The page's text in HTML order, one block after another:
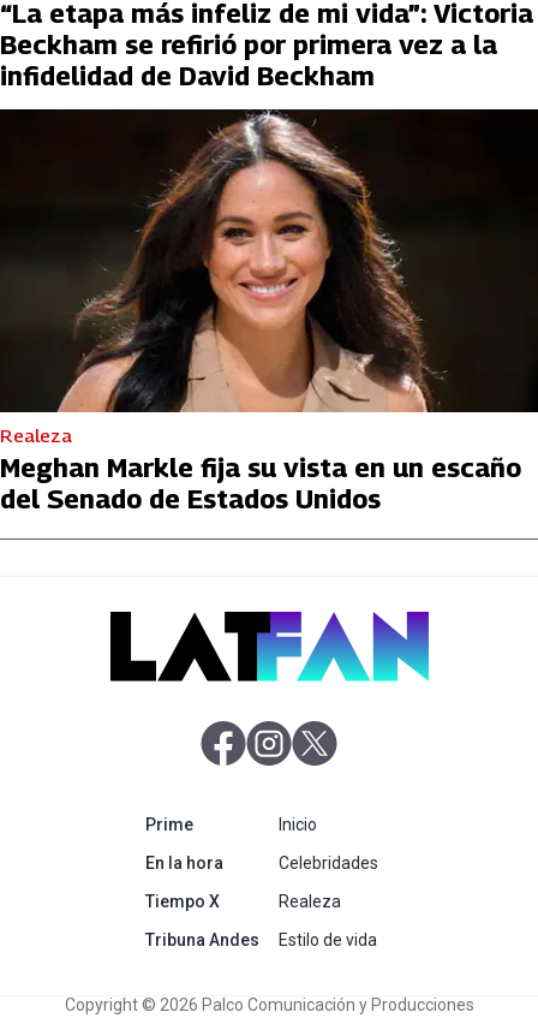
“La etapa más infeliz de mi vida”: Victoria
Beckham se refirió por primera vez a la
infidelidad de David Beckham
Realeza
Meghan Markle fija su vista en un escaño
del Senado de Estados Unidos
abre en nueva pestaña
abre en nueva pestaña
Primeabre en nueva pestaña
En la hora abre en nueva pestaña
Tiempo Xabre en nueva pestaña
Tribuna Andes abre en nueva pestaña
Inicio
Celebridades
Realeza
Estilo de vida
Copyright © 2026 Palco Comunicación y Producciones